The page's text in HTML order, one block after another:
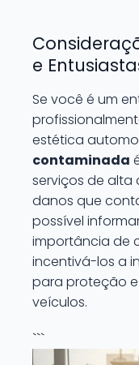
e
Se você é um
estética
contaminada
serviços de alta
danos que
possível
importância de
incentivá-los a
para proteção
veículos.
```